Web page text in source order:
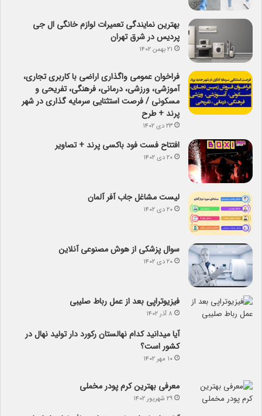
بهترین نمایندگی تعمیرات لوازم خانگی ال جی
پردیس در شرق تهران
۲۱ بهمن ۱۴۰۲
فراخوان عمومی واگذاری اراضی با کاربری تجاری،
آموزشی، ورزشی، درمانی، فرهنگی، تفریحی و
مسکونی / فرصت استثنایی سرمایه گذاری در شهر
پرند + طرح
۲۳ دی ۱۴۰۲
افتتاح فست فود باکسی پرند + تصاویر
۲۰ دی ۱۴۰۲
لیست مشاغل جاب آفر آلمان
۲۰ دی ۱۴۰۲
سوال پزشکی از هوش مصنوعی آنلاین
۲۰ دی ۱۴۰۲
فیزیوتراپی بعد از عمل رباط صلیبی
۸ آذر ۱۴۰۲
آیا می­دانید کدام نهالستان رکورد دار تولید نهال­ در
کشور است؟
۱۰ مهر ۱۴۰۲
۲۹ شهریور ۱۴۰۲